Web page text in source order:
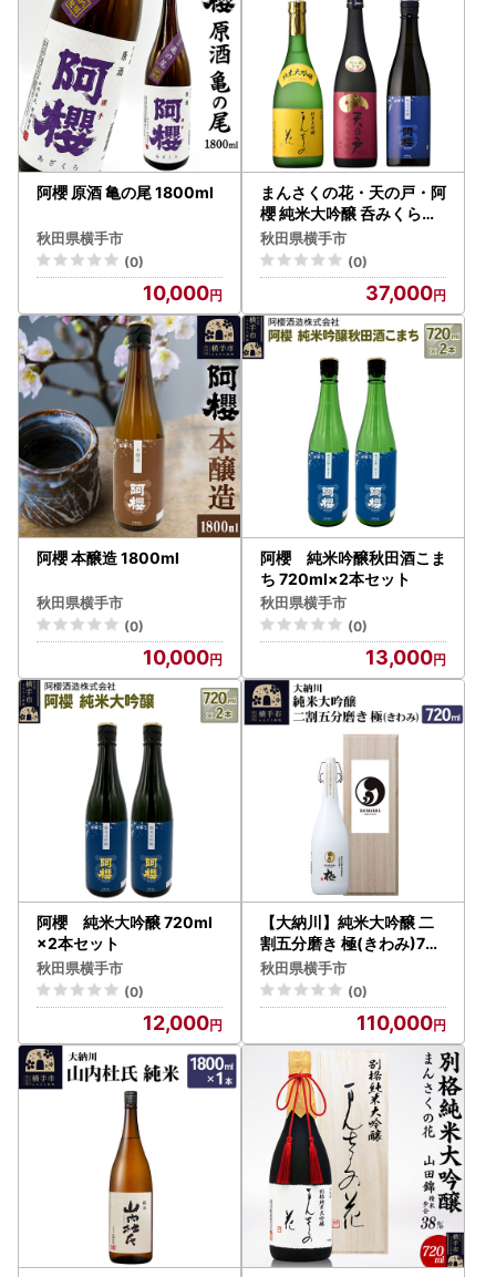
阿櫻 原酒 亀の尾 1800ml
秋田県横手市
(0)
10,000
まんさくの花・天の戸・阿
櫻 純米大吟醸 呑みくらべ
セット 720ml×3本
秋田県横手市
(0)
37,000
阿櫻 本醸造 1800ml
秋田県横手市
(0)
10,000
阿櫻 純米吟醸秋田酒こま
ち 720ml×2本セット
秋田県横手市
(0)
13,000
阿櫻 純米大吟醸 720ml
×2本セット
秋田県横手市
(0)
12,000
【大納川】純米大吟醸 二
割五分磨き 極(きわみ)720
ml
秋田県横手市
(0)
110,000